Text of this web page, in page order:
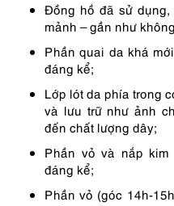
Đồng hồ đã sử
mảnh – gần như
Phần quai da khá
đáng kể;
Lớp lót da phía trong
và lưu trữ như ảnh
đến chất lượng dây;
Phần vỏ và nắp
đáng kể;
Phần vỏ (góc 14h-